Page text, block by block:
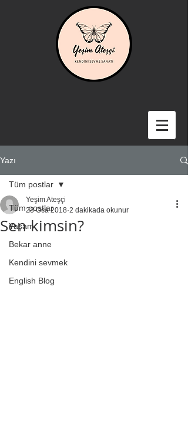
Yazı
Tüm postlar
Yaşam
Bekar anne
Kendini sevmek
English Blog
Tüm postlar
Sen kimsin?
Yeşim Ateşçi
23 Oca 2018 2 dakikada okunur